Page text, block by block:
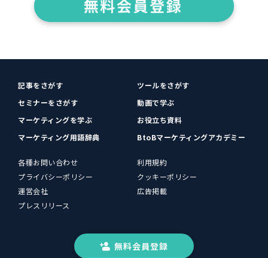
記事をさがす
ツールをさがす
セミナーをさがす
動画で学ぶ
マーケティングを学ぶ
お役立ち資料
マーケティング用語辞典
BtoBマーケティングアカデミー
各種お問い合わせ
利用規約
プライバシーポリシー
クッキーポリシー
運営会社
広告掲載
プレスリリース
無料会員登録